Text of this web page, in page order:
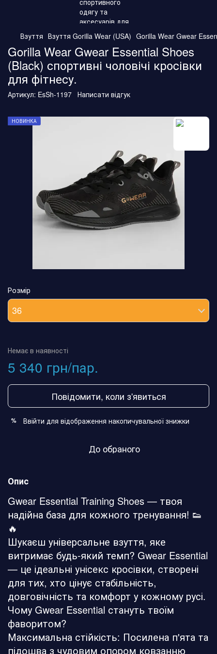
Взуття Взуття Gorilla Wear (USA) Gorilla Wear Gwear
Gorilla Wear Gwear Essential Shoes
(Black) спортивні чоловічі кросівки
для фітнесу.
Артикул: EsSh-1197 Написати відгук
НОВИНКА
Розмір
36
Немає в наявності
5 340 грн/пар.
Повідомити, коли з'явиться
% Ввійти для відображення накопичувальної знижки
До обраного
Опис
Gwear Essential Training Shoes — твоя
надійна база для кожного тренування! 👟
🔥
Шукаєш універсальне взуття, яке
витримає будь-який темп? Gwear Essential
— це ідеальні унісекс кросівки, створені
для тих, хто цінує стабільність,
довговічність та комфорт у кожному русі.
Чому Gwear Essential стануть твоїм
фаворитом?
Максимальна стійкість: Посилена п'ята та
підошва з чудовим опором ковзанню